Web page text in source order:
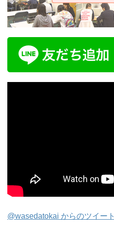
@wasedatokai からのツイート